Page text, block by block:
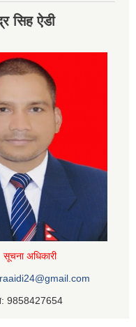
सिह ऐडी
सूचना अधिकारी
9858427654